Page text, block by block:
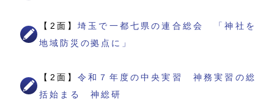
【2面】埼玉で一都七県の連合総会 「神社を
地域防災の拠点に」
【2面】令和７年度の中央実習 神務実習の総
括始まる 神総研